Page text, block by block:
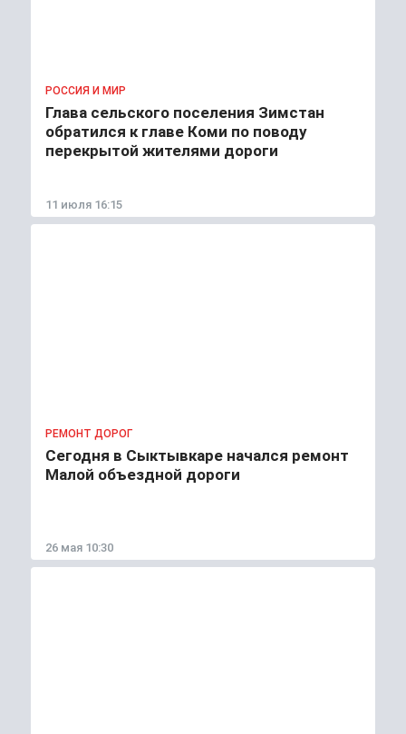
РОССИЯ И МИР
Глава сельского поселения Зимстан
обратился к главе Коми по поводу
перекрытой жителями дороги
11 июля 16:15
РЕМОНТ ДОРОГ
Сегодня в Сыктывкаре начался ремонт
Малой объездной дороги
26 мая 10:30